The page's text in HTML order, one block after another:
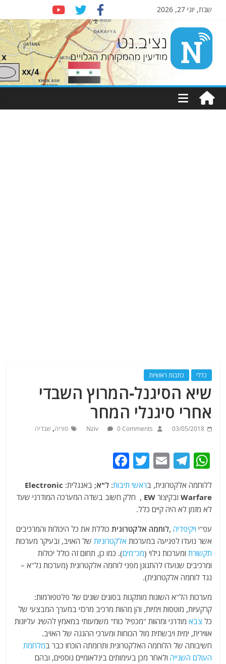
שבת, יוני 27, 2026
Nziv.net
מודיעין
מהמקורות
כללי כתבות ראשיות
שיא הסיגנל-המרוץ השבדי
אחרי סיגנלי המחר
03/05/2018
Nziv 0 Comments סוריה,שבדיה
W
at
s
A
p
p
T
e
g
ra
m
E
ai
l
T
itt
er
a
c
b
o
o
k
ללוחמה אלקטרונית, בראשי תיבות:ל"א; באנגלית: Electronic
Warfare ובקיצורEW , חלק חשוב בשדה המערכה המודרני שעד
לא מזמן לא היה קיים כלל.
עפ"י ויקיפדיה ,לוחמה אלקטרונית כוללת את כל היכולות והמרכיבים
אשר נועדו לפגיעה במערכות אלקטרוניות של האויב, ובעיקר מערכות
תקשורת ומערכות גילוי (מכ"מים). כמו כן, תחום זה כולל יכולות
ומרכיבים שנועדו להתגונן מפני לוחמה אלקטרונית (מערכות נל"א –
נגד לוחמה אלקטרונית).
מערכות הל"א השונות מותקנות בסוגים שונים של פלטפורמות:
קרקעיות, מוטסות וימיות, והן מהוות מרכיב מרכזי במערך המבצעי של
כל צבא מודרני ומהוות "מכפיל כוח" משמעותי במאמץ להשיג עליונות
אווירית, ימית ויבשתית מול הכוחות ומערכי ההגנה של האויב.
חשיבותה של הלוחמה האלקטרונית ותרומתה הוכחו כבר במלחמת
העולם השנייה ולאחר מכן בעימותים בינלאומיים נוספים, ובהם